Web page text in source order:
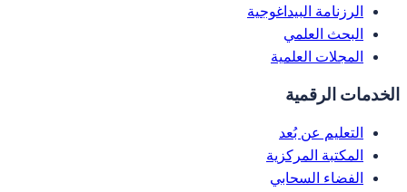
الرزنامة البيداغوجية
البحث العلمي
المجلات العلمية
الخدمات الرقمية
التعليم عن بُعد
المكتبة المركزية
الفضاء السحابي